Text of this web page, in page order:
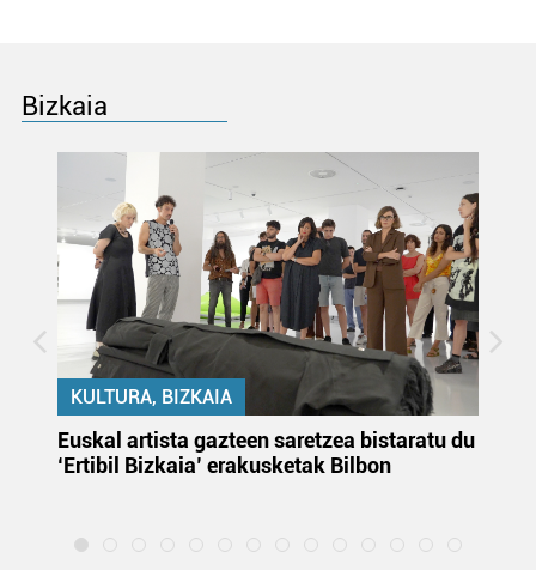
Bizkaia
KULTURA, BIZKAIA
Euskal artista gazteen saretzea bistaratu du
‘Ertibil Bizkaia’ erakusketak Bilbon